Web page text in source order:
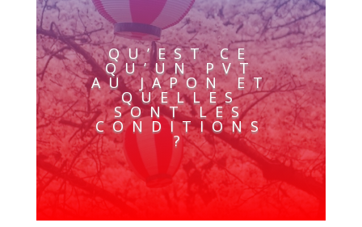
QU’EST CE
QU’UN PVT
AU JAPON ET
QUELLES
SONT LES
CONDITIONS
?